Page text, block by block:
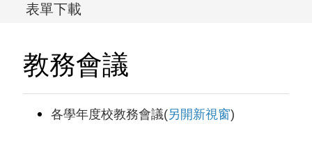
表單下載
教務會議
各學年度校教務會議(另開新視窗)